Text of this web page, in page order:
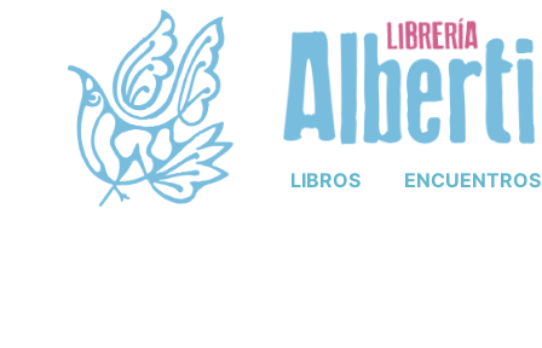
LIBROS ENCUENTROS